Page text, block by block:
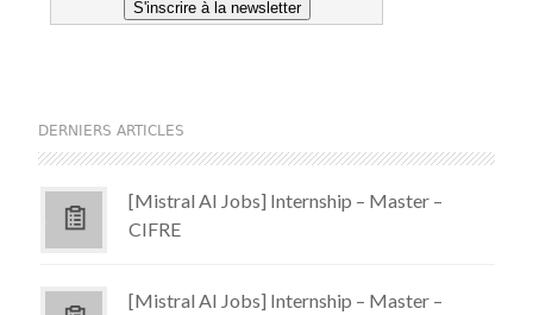
DERNIERS ARTICLES
[Mistral AI Jobs] Internship – Master –
CIFRE
[Mistral AI Jobs] Internship – Master –